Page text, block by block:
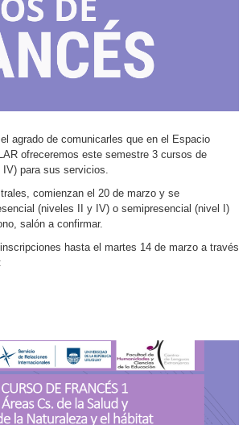
agrado de comunicarles que en el Espacio
ofreceremos este semestre 3 cursos de
para sus servicios.
comienzan el 20 de marzo y se
(niveles II y IV) o semipresencial (nivel I)
salón a confirmar.
hasta el martes 14 de marzo a través